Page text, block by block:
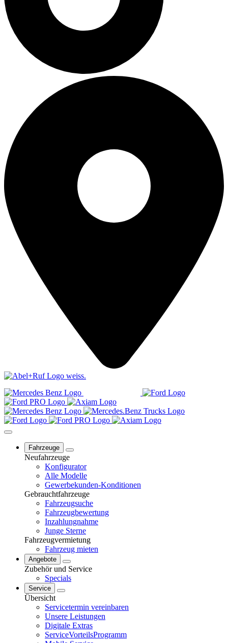
Fahrzeuge
Neufahrzeuge
Konfigurator
Alle Modelle
Gewerbekunden-Konditionen
Gebrauchtfahrzeuge
Fahrzeugsuche
Fahrzeugbewertung
Inzahlungnahme
Junge Sterne
Fahrzeugvermietung
Fahrzeug mieten
Angebote
Zubehör und Service
Specials
Service
Übersicht
Servicetermin vereinbaren
Unsere Leistungen
Digitale Extras
ServiceVorteilsProgramm